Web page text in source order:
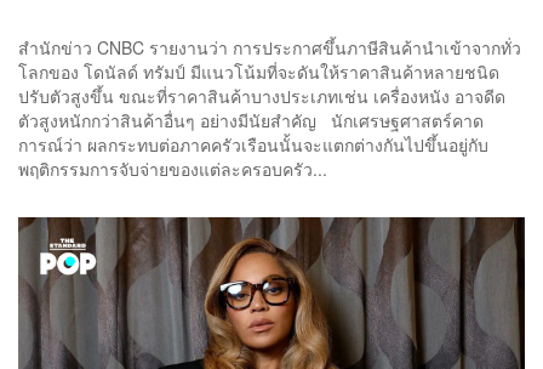
สำนักข่าว CNBC รายงานว่า การประกาศขึ้นภาษีสินค้านำเข้าจากทั่ว
โลกของ โดนัลด์ ทรัมป์ มีแนวโน้มที่จะดันให้ราคาสินค้าหลายชนิด
ปรับตัวสูงขึ้น ขณะที่ราคาสินค้าบางประเภทเช่น เครื่องหนัง อาจดีด
ตัวสูงหนักกว่าสินค้าอื่นๆ อย่างมีนัยสำคัญ นักเศรษฐศาสตร์คาด
การณ์ว่า ผลกระทบต่อภาคครัวเรือนนั้นจะแตกต่างกันไปขึ้นอยู่กับ
พฤติกรรมการจับจ่ายของแต่ละครอบครัว...